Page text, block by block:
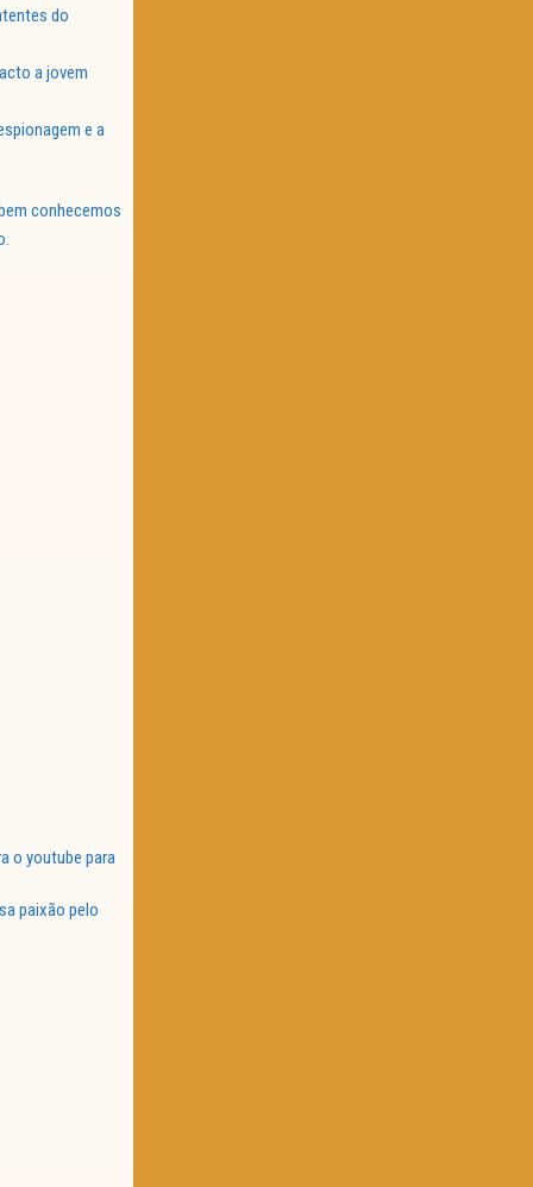
do
a jovem
e a
conhecemos
o youtube para
paixão pelo